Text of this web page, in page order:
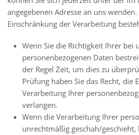
angegebenen Adresse an uns
Einschränkung der Verarbeitung
Wenn Sie die Richtigkeit Ihrer bei
personenbezogenen Daten
der Regel Zeit, um dies zu
Prüfung haben Sie das Recht, die
Verarbeitung Ihrer
verlangen.
Wenn die Verarbeitung Ihrer
unrechtmäßig geschah/